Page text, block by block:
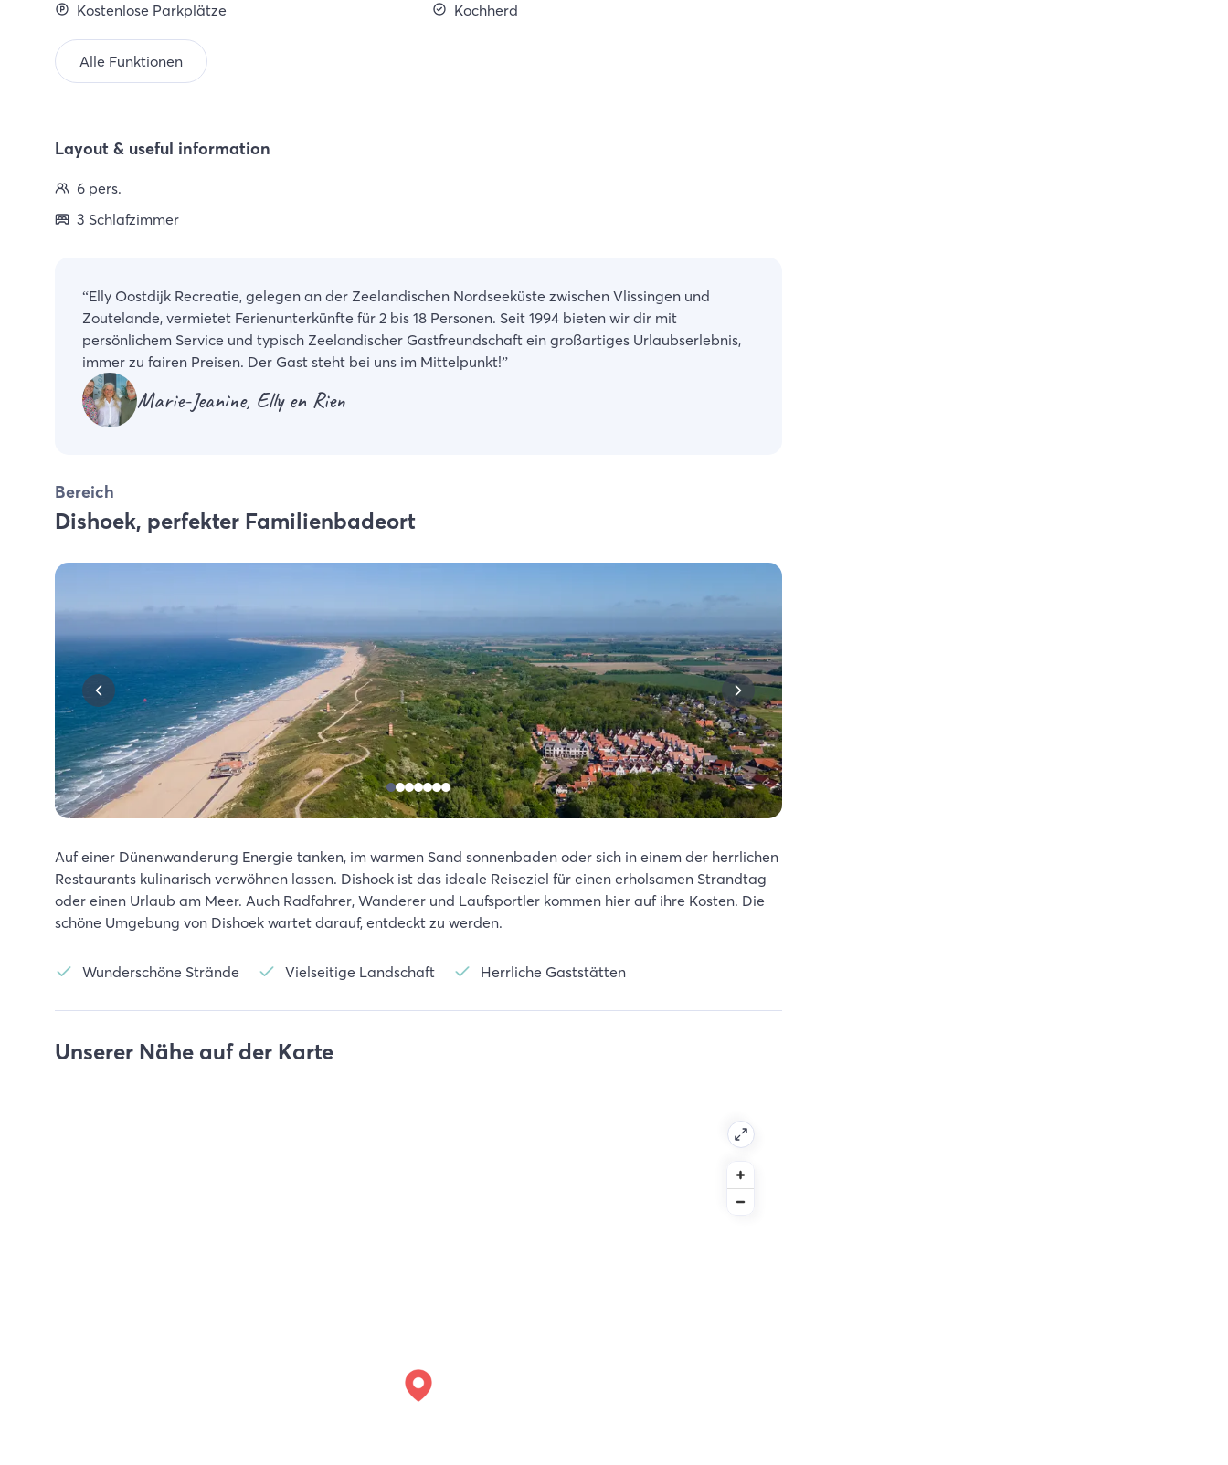
Kostenlose Parkplätze
Kochherd
Alle Funktionen
Layout & useful information
6 pers.
3 Schlafzimmer
“Elly Oostdijk Recreatie, gelegen an der Zeelandischen Nordseeküste zwischen Vlissingen und
Zoutelande, vermietet Ferienunterkünfte für 2 bis 18 Personen. Seit 1994 bieten wir dir mit
persönlichem Service und typisch Zeelandischer Gastfreundschaft ein großartiges Urlaubserlebnis,
immer zu fairen Preisen. Der Gast steht bei uns im Mittelpunkt!”
Marie-Jeanine, Elly en Rien
Bereich
Dishoek, perfekter Familienbadeort
Auf einer Dünenwanderung Energie tanken, im warmen Sand sonnenbaden oder sich in einem der herrlichen
Restaurants kulinarisch verwöhnen lassen. Dishoek ist das ideale Reiseziel für einen erholsamen Strandtag
oder einen Urlaub am Meer. Auch Radfahrer, Wanderer und Laufsportler kommen hier auf ihre Kosten. Die
schöne Umgebung von Dishoek wartet darauf, entdeckt zu werden.
Wunderschöne Strände Vielseitige Landschaft Herrliche Gaststätten
Unserer Nähe auf der Karte